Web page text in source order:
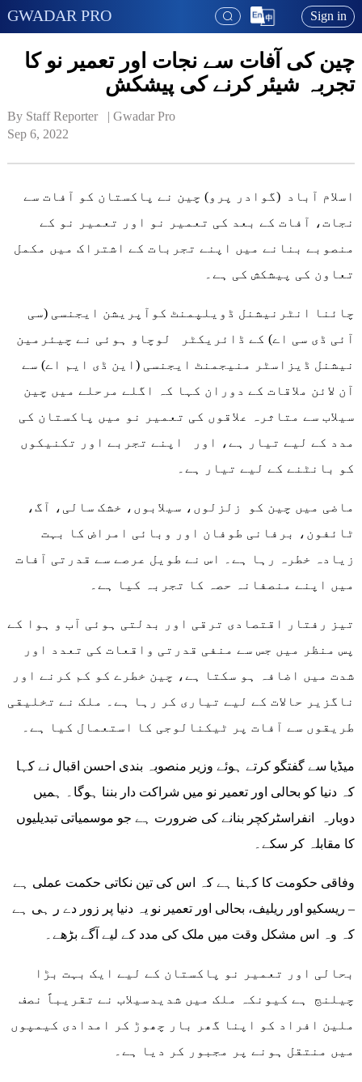
GWADAR PRO Sign in
چین کی آفات سے نجات اور تعمیر نو کا
تجربہ شیئر کرنے کی پیشکش
By Staff Reporter   | Gwadar Pro
Sep 6, 2022
اسلام آباد (گوادر پرو) چین نے پاکستان کو آفات سے
نجات، آفات کے بعد کی تعمیر نو اور تعمیر نو کے
منصوبے بنانے میں اپنے تجربات کے اشتراک میں مکمل
تعاون کی پیشکش کی ہے۔
چائنا انٹرنیشنل ڈویلپمنٹ کوآپریشن ایجنسی (سی
آئی ڈی سی اے) کے ڈائریکٹر لوچاو ہوئی نے چیئرمین
نیشنل ڈیزاسٹر منیجمنٹ ایجنسی (این ڈی ایم اے) سے
آن لائن ملاقات کے دوران کہا کہ اگلے مرحلے میں چین
سیلاب سے متاثرہ علاقوں کی تعمیر نو میں پاکستان کی
مدد کے لیے تیار ہے، اور اپنے تجربے اور تکنیکوں
کو بانٹنے کے لیے تیار ہے۔
ماضی میں چین کو زلزلوں، سیلابوں، خشک سالی، آگ،
ٹائفون، برفانی طوفان اور وبائی امراض کا بہت
زیادہ خطرہ رہا ہے۔ اس نے طویل عرصے سے قدرتی آفات
میں اپنے منصفانہ حصہ کا تجربہ کیا ہے۔
تیز رفتار اقتصادی ترقی اور بدلتی ہوئی آب و ہوا کے
پس منظر میں جس سے منفی قدرتی واقعات کی تعدد اور
شدت میں اضافہ ہو سکتا ہے، چین خطرے کو کم کرنے اور
ناگزیر حالات کے لیے تیاری کر رہا ہے۔ ملک نے تخلیقی
طریقوں سے آفات پر ٹیکنالوجی کا استعمال کیا ہے۔
میڈیا سے گفتگو کرتے ہوئے وزیر منصوبہ بندی احسن اقبال نے کہا
کہ دنیا کو بحالی اور تعمیر نو میں شراکت دار بننا ہوگا۔ ہمیں
دوبارہ انفراسٹرکچر بنانے کی ضرورت ہے جو موسمیاتی تبدیلیوں
کا مقابلہ کر سکے۔
وفاقی حکومت کا کہنا ہے کہ اس کی تین نکاتی حکمت عملی ہے
– ریسکیو اور ریلیف، بحالی اور تعمیر نو یہ دنیا پر زور دے ر ہی ہے
کہ وہ اس مشکل وقت میں ملک کی مدد کے لیے آگے بڑھے۔
بحالی اور تعمیر نو پاکستان کے لیے ایک بہت بڑا
چیلنج ہے کیونکہ ملک میں شدیدسیلاب نے تقریباً نصف
ملین افراد کو اپنا گھر بار چھوڑ کر امدادی کیمپوں
میں منتقل ہونے پر مجبور کر دیا ہے۔